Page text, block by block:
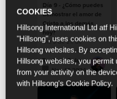
Día 9 - ¿Cómo puedes
demostrar el amor de
Cristo a los demás
hoy?
Día 9 de 21, de
nuestros devocionales,
durante la temporada
de Corazón por la
Misión 2024.
Raphael Galante
Nov 12 2024
COOKIES
Hillsong International Ltd atf
"Hillsong", uses cookies on
Hillsong websites. By
Hillsong websites, you permit
from your activity on the
with Hillsong's Cookie Policy.